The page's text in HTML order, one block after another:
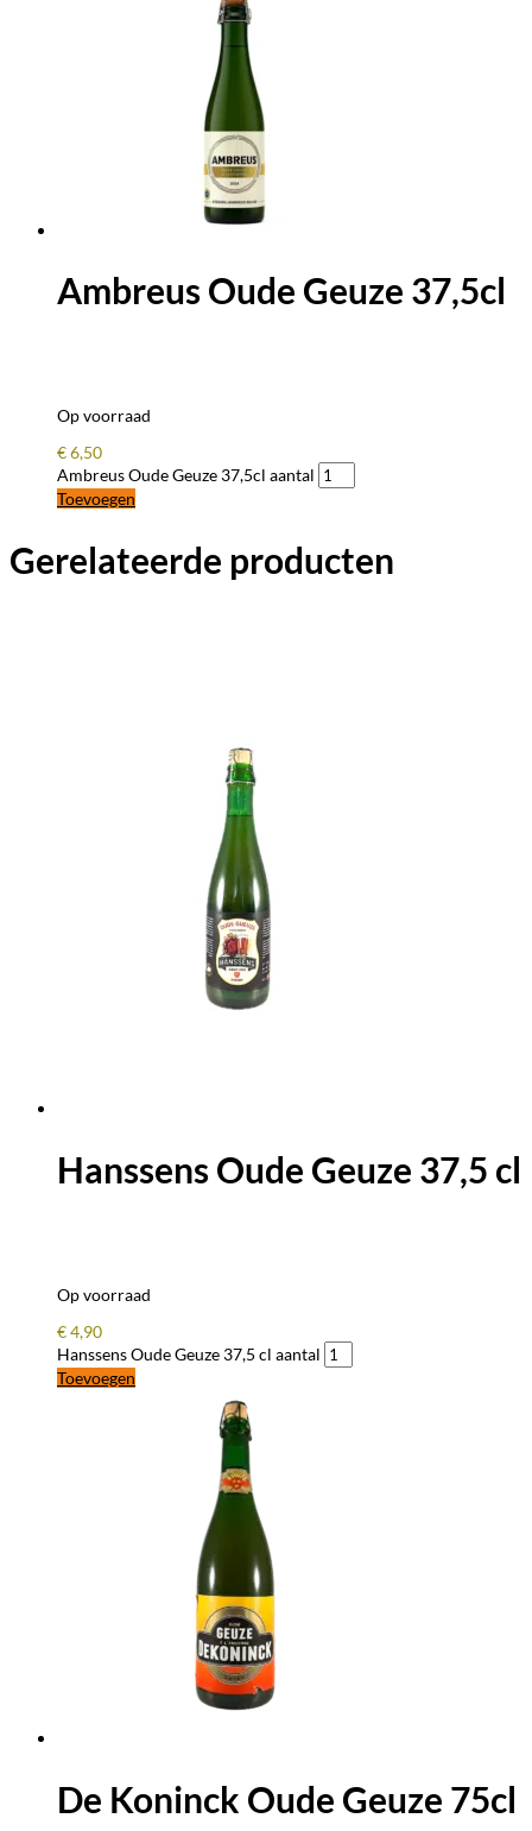
Ambreus Oude Geuze 37,5cl
Op voorraad
€6,50
Ambreus Oude Geuze 37,5cl aantal
Toevoegen
Gerelateerde producten
Hanssens Oude Geuze 37,5 cl
Op voorraad
€4,90
Hanssens Oude Geuze 37,5 cl aantal
Toevoegen
De Koninck Oude Geuze 75cl